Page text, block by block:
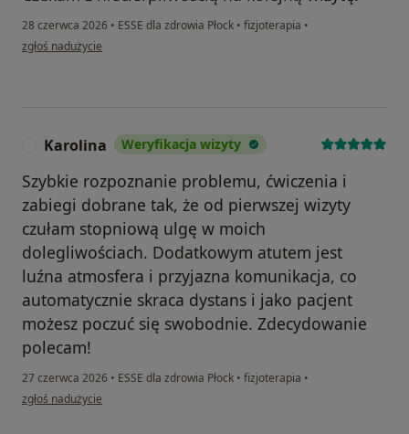
28 czerwca 2026 • ESSE dla zdrowia Płock • fizjoterapia •
w opinii użytkownika Karola
zgłoś nadużycie
Karolina Weryfikacja wizyty
Szybkie rozpoznanie problemu, ćwiczenia i
zabiegi dobrane tak, że od pierwszej wizyty
czułam stopniową ulgę w moich
dolegliwościach. Dodatkowym atutem jest
luźna atmosfera i przyjazna komunikacja, co
automatycznie skraca dystans i jako pacjent
możesz poczuć się swobodnie. Zdecydowanie
polecam!
27 czerwca 2026 • ESSE dla zdrowia Płock • fizjoterapia •
w opinii użytkownika Karolina
zgłoś nadużycie